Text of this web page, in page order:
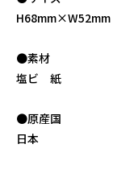
H68mm×W52mm
●素材
塩ビ 紙
●原産国
日本